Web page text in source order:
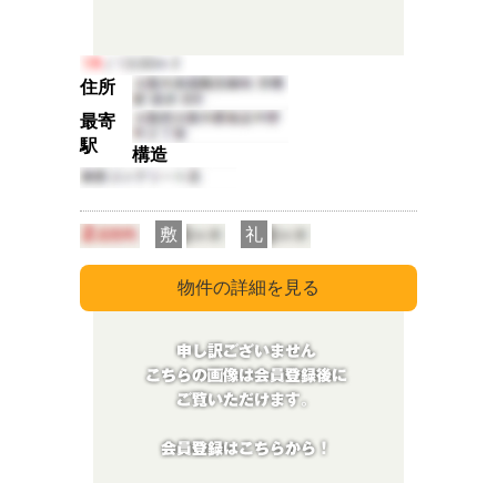
住所
最寄
駅
構造
敷 礼